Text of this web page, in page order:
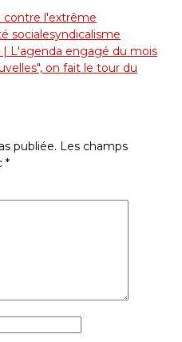
contre l'extrême
socialesyndicalisme
| L'agenda engagé du mois
on fait le tour du
publiée. Les champs
*